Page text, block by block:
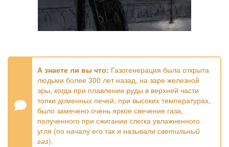
А знаете ли вы что: Газогенерация была открыта
людьми более 300 лет назад, на заре железной
эры, когда при плавлении руды в верхней части
топки доменных печей, при высоких температурах,
было замечено очень яркое свечение газа,
полученного при сжигании слегка увлажненного
угля (по началу его так и называли светильный
газ).